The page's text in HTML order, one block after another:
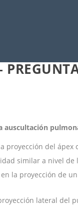
auscultación
proyección del ápex
similar a nivel de
la proyección de
lateral del